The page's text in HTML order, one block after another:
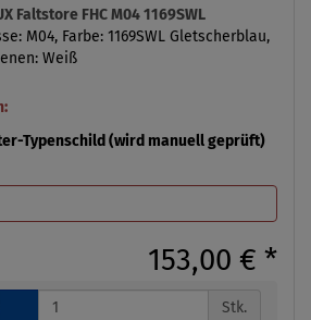
Faltstore FHC M04 1169SWL
M04, Farbe: 1169SWL Gletscherblau,
Weiß
Typenschild (wird manuell geprüft)
153,00 € *
Stk.